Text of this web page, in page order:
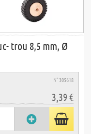
trou 8,5 mm, Ø
N° 305618
3,39 €